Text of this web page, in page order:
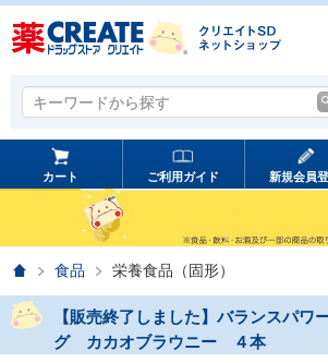
キーワードから探す
キーワードから探す
カート ご利用ガイド 新規会員
ホーム
食品 栄養食品（固形）
【販売終了しました】バランスパ
グ カカオブラウニー ４本